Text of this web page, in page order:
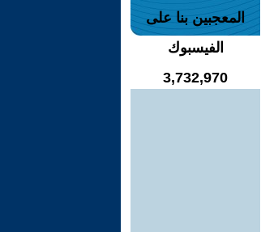
المعجبين بنا على
الفيسبوك
3,732,970